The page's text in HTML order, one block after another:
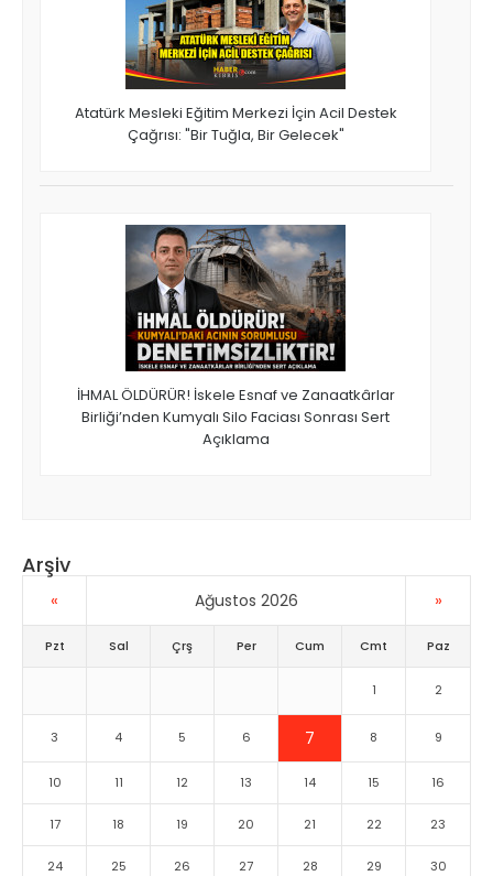
Atatürk Mesleki Eğitim Merkezi İçin Acil Destek
Çağrısı: "Bir Tuğla, Bir Gelecek"
İHMAL ÖLDÜRÜR! İskele Esnaf ve Zanaatkârlar
Birliği’nden Kumyalı Silo Faciası Sonrası Sert
Açıklama
Arşiv
« Ağustos 2026 »
Pzt Sal Çrş Per Cum Cmt Paz
1 2
3 4 5 6 7 8 9
10 11 12 13 14 15 16
17 18 19 20 21 22 23
24 25 26 27 28 29 30